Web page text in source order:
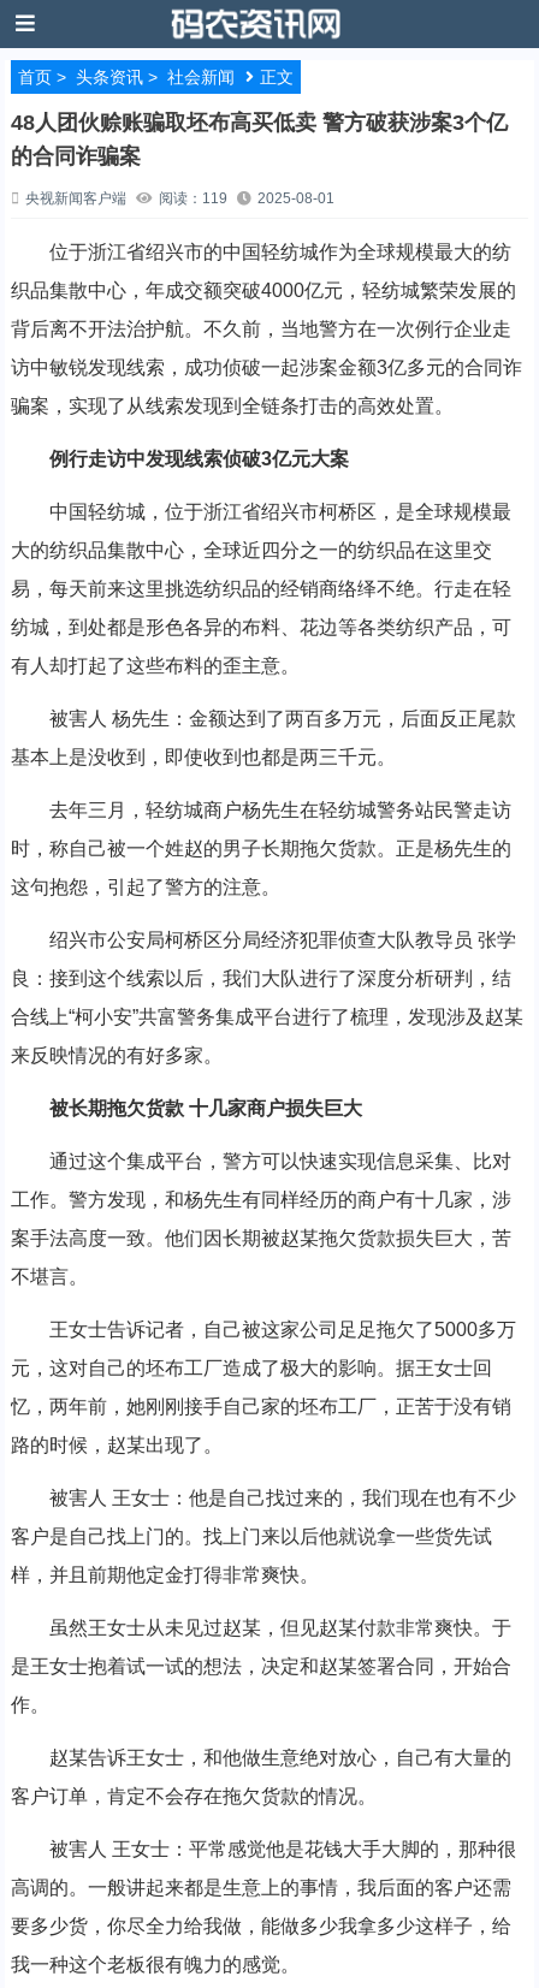
首页> 头条资讯> 社会新闻 正文
48人团伙赊账骗取坯布高买低卖 警方破获涉案3个亿
的合同诈骗案
央视新闻客户端 阅读：119 2025-08-01
位于浙江省绍兴市的中国轻纺城作为全球规模最大的纺
织品集散中心，年成交额突破4000亿元，轻纺城繁荣发展的
背后离不开法治护航。不久前，当地警方在一次例行企业走
访中敏锐发现线索，成功侦破一起涉案金额3亿多元的合同诈
骗案，实现了从线索发现到全链条打击的高效处置。
例行走访中发现线索侦破3亿元大案
中国轻纺城，位于浙江省绍兴市柯桥区，是全球规模最
大的纺织品集散中心，全球近四分之一的纺织品在这里交
易，每天前来这里挑选纺织品的经销商络绎不绝。行走在轻
纺城，到处都是形色各异的布料、花边等各类纺织产品，可
有人却打起了这些布料的歪主意。
被害人 杨先生：金额达到了两百多万元，后面反正尾款
基本上是没收到，即使收到也都是两三千元。
去年三月，轻纺城商户杨先生在轻纺城警务站民警走访
时，称自己被一个姓赵的男子长期拖欠货款。正是杨先生的
这句抱怨，引起了警方的注意。
绍兴市公安局柯桥区分局经济犯罪侦查大队教导员 张学
良：接到这个线索以后，我们大队进行了深度分析研判，结
合线上“柯小安”共富警务集成平台进行了梳理，发现涉及赵某
来反映情况的有好多家。
被长期拖欠货款 十几家商户损失巨大
通过这个集成平台，警方可以快速实现信息采集、比对
工作。警方发现，和杨先生有同样经历的商户有十几家，涉
案手法高度一致。他们因长期被赵某拖欠货款损失巨大，苦
不堪言。
王女士告诉记者，自己被这家公司足足拖欠了5000多万
元，这对自己的坯布工厂造成了极大的影响。据王女士回
忆，两年前，她刚刚接手自己家的坯布工厂，正苦于没有销
路的时候，赵某出现了。
被害人 王女士：他是自己找过来的，我们现在也有不少
客户是自己找上门的。找上门来以后他就说拿一些货先试
样，并且前期他定金打得非常爽快。
虽然王女士从未见过赵某，但见赵某付款非常爽快。于
是王女士抱着试一试的想法，决定和赵某签署合同，开始合
作。
赵某告诉王女士，和他做生意绝对放心，自己有大量的
客户订单，肯定不会存在拖欠货款的情况。
被害人 王女士：平常感觉他是花钱大手大脚的，那种很
高调的。一般讲起来都是生意上的事情，我后面的客户还需
要多少货，你尽全力给我做，能做多少我拿多少这样子，给
我一种这个老板很有魄力的感觉。